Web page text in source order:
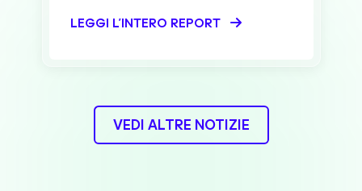
LEGGI L'INTERO REPORT
VEDI ALTRE NOTIZIE